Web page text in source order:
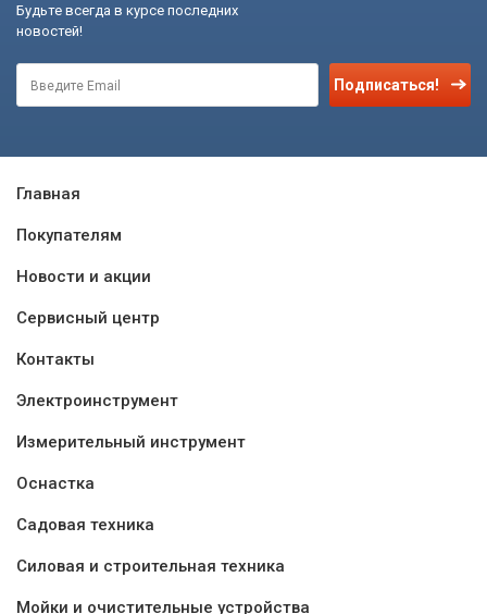
Будьте всегда в курсе последних
новостей!
Подписаться!
Главная
Покупателям
Новости и акции
Сервисный центр
Контакты
Электроинструмент
Измерительный инструмент
Оснастка
Садовая техника
Силовая и строительная техника
Мойки и очистительные устройства